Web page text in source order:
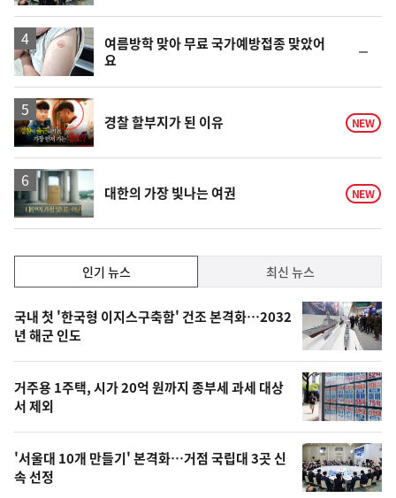
여름방학 맞아 무료 국가예방접종 맞았어
요
일
영
상
경찰 할부지가 된 이유 NEW
영
상
대한의 가장 빛나는 여권 NEW
기,
최
신,
늘
의
영
상
인기 뉴스 최신 뉴스
기
뉴
스
국내 첫 '한국형 이지스구축함' 건조 본격화…2032
년 해군 인도
거주용 1주택, 시가 20억 원까지 종부세 과세 대상
서 제외
'서울대 10개 만들기' 본격화…거점 국립대 3곳 신
속 선정